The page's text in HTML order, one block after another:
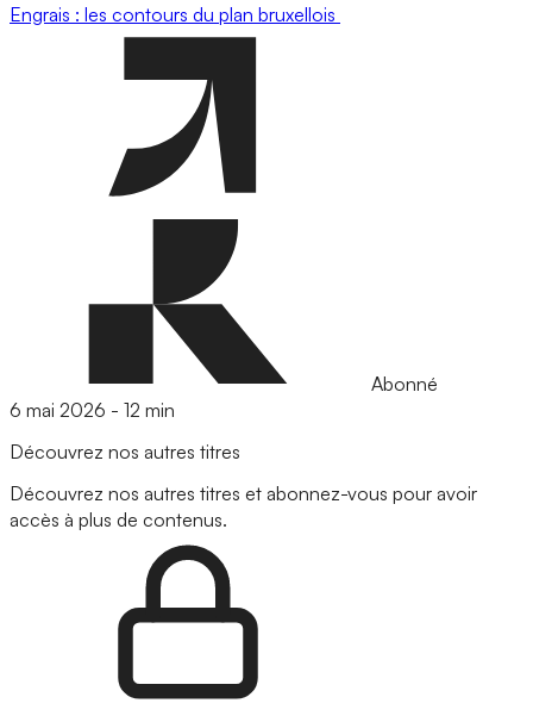
Engrais : les contours du plan bruxellois
Abonné
6 mai 2026 - 12 min
Découvrez nos autres titres
Découvrez nos autres titres et abonnez-vous pour avoir
accès à plus de contenus.